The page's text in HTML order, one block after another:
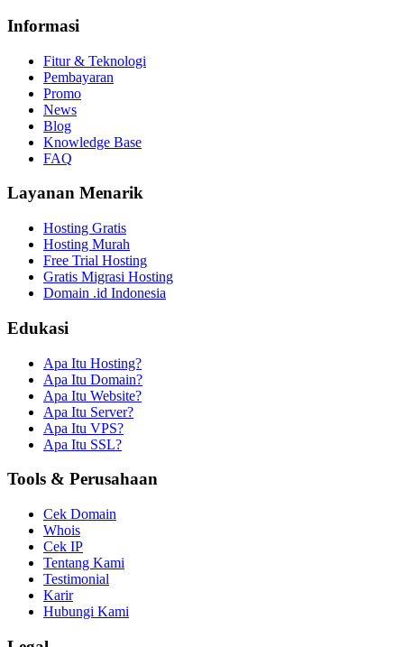
Informasi
Fitur & Teknologi
Pembayaran
Promo
News
Blog
Knowledge Base
FAQ
Layanan Menarik
Hosting Gratis
Hosting Murah
Free Trial Hosting
Gratis Migrasi Hosting
Domain .id Indonesia
Edukasi
Apa Itu Hosting?
Apa Itu Domain?
Apa Itu Website?
Apa Itu Server?
Apa Itu VPS?
Apa Itu SSL?
Tools & Perusahaan
Cek Domain
Whois
Cek IP
Tentang Kami
Testimonial
Karir
Hubungi Kami